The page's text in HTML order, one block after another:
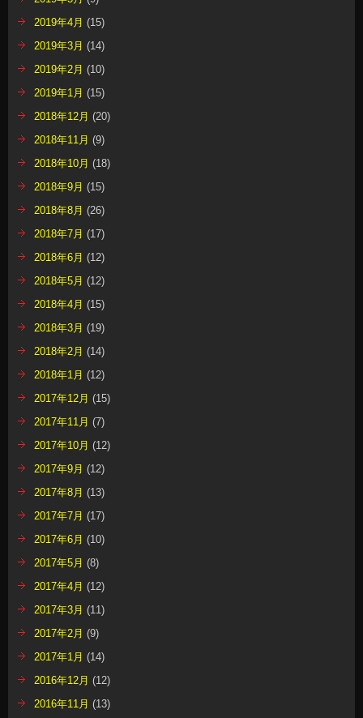
2019年4月 (15)
2019年3月 (14)
2019年2月 (10)
2019年1月 (15)
2018年12月 (20)
2018年11月 (9)
2018年10月 (18)
2018年9月 (15)
2018年8月 (26)
2018年7月 (17)
2018年6月 (12)
2018年5月 (12)
2018年4月 (15)
2018年3月 (19)
2018年2月 (14)
2018年1月 (12)
2017年12月 (15)
2017年11月 (7)
2017年10月 (12)
2017年9月 (12)
2017年8月 (13)
2017年7月 (17)
2017年6月 (10)
2017年5月 (8)
2017年4月 (12)
2017年3月 (11)
2017年2月 (9)
2017年1月 (14)
2016年12月 (12)
2016年11月 (13)